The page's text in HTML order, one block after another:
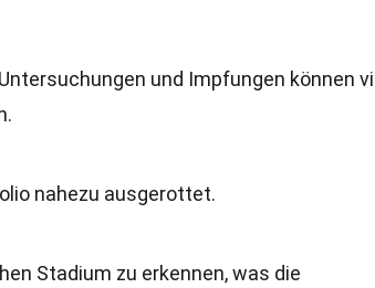
und Impfungen können
nahezu ausgerottet.
Stadium zu erkennen, was die